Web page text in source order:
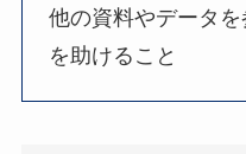
他の資料やデータ
を助けること